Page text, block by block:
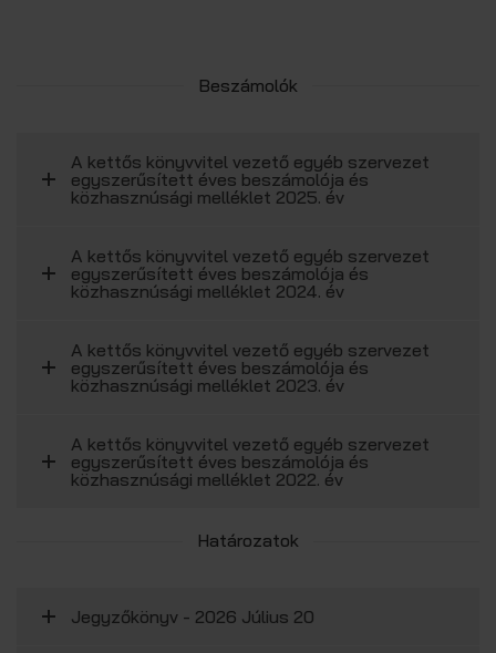
Beszámolók
A kettős könyvvitel vezető egyéb szervezet
egyszerűsített éves beszámolója és
közhasznúsági melléklet 2025. év
A kettős könyvvitel vezető egyéb szervezet
egyszerűsített éves beszámolója és
közhasznúsági melléklet 2024. év
A kettős könyvvitel vezető egyéb szervezet
egyszerűsített éves beszámolója és
közhasznúsági melléklet 2023. év
A kettős könyvvitel vezető egyéb szervezet
egyszerűsített éves beszámolója és
közhasznúsági melléklet 2022. év
Határozatok
Jegyzőkönyv - 2026 Július 20